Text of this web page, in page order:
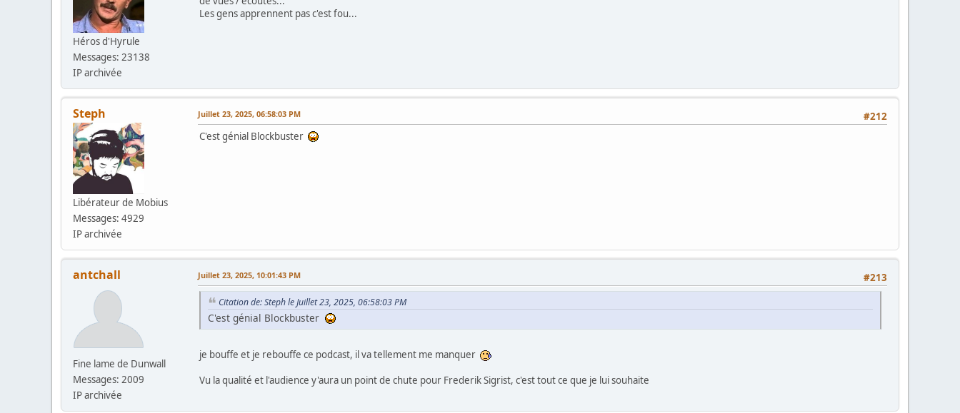
Héros d'Hyrule
Messages: 23138
IP archivée
Les gens apprennent pas c'est fou...
Steph
Libérateur de Mobius
Messages: 4929
IP archivée
#212
Juillet 23, 2025, 06:58:03 PM
C'est génial Blockbuster
antchall
Fine lame de Dunwall
Messages: 2009
IP archivée
#213
Juillet 23, 2025, 10:01:43 PM
Citation de: Steph le Juillet 23, 2025, 06:58:03 PM
C'est génial Blockbuster
je bouffe et je rebouffe ce podcast, il va tellement me manquer
Vu la qualité et l'audience y'aura un point de chute pour Frederik Sigrist, c'est tout ce que je lui souhaite